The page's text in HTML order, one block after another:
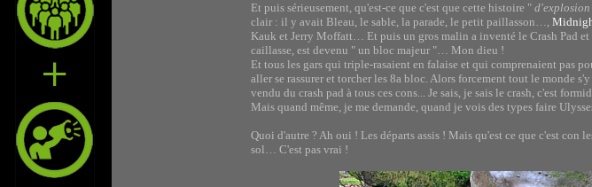
Et puis sérieusement, qu'est-ce que c'est que cette histoire " d'explosion
clair : il y avait Bleau, le sable, la parade, le petit paillasson…,
Kauk et Jerry Moffatt… Et puis un gros malin a inventé le Crash Pad
caillasse, est devenu " un bloc majeur "… Mon dieu !
Et tous les gars qui triple-rasaient en falaise et qui comprenaient pas
aller se rassurer et torcher les 8a bloc. Alors forcement tout le monde
vendu du crash pad à tous ces cons... Je sais, je sais le crash, c'est
Mais quand même, je me demande, quand je vois des types faire
Quoi d'autre ? Ah oui ! Les départs assis ! Mais qu'est ce que c'est con
sol… C'est pas vrai !